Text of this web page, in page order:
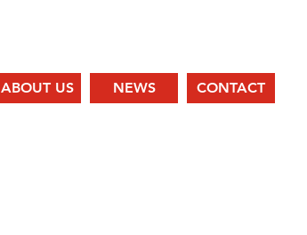
ABOUT US NEWS CONTACT